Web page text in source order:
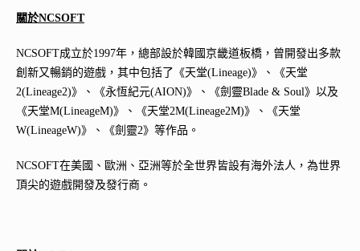
關於NCSOFT
NCSOFT成立於1997年，總部設於韓國京畿道板橋，曾開發出多款
創新又暢銷的遊戲，其中包括了《天堂(Lineage)》、《天堂
2(Lineage2)》、《永恆紀元(AION)》、《劍靈Blade & Soul》以及
《天堂M(LineageM)》、《天堂2M(Lineage2M)》、《天堂
W(LineageW)》、《劍靈2》等作品。
NCSOFT在美國、歐洲、亞洲等於全世界皆設有海外法人，為世界
頂尖的遊戲開發及發行商。